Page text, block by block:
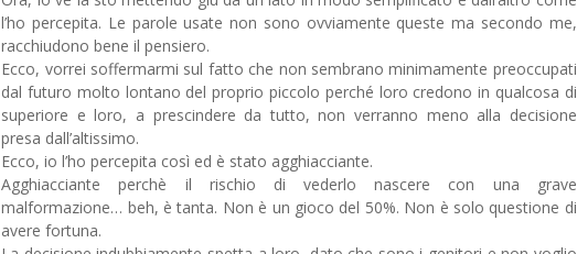
l’ho percepita. Le parole usate non sono ovviamente queste ma secondo me,
racchiudono bene il pensiero.
Ecco, vorrei soffermarmi sul fatto che non sembrano minimamente preoccupati
dal futuro molto lontano del proprio piccolo perché loro credono in qualcosa di
superiore e loro, a prescindere da tutto, non verranno meno alla decisione
presa dall’altissimo.
Ecco, io l’ho percepita così ed è stato agghiacciante.
Agghiacciante perchè il rischio di vederlo nascere con una grave
malformazione… beh, è tanta. Non è un gioco del 50%. Non è solo questione di
avere fortuna.